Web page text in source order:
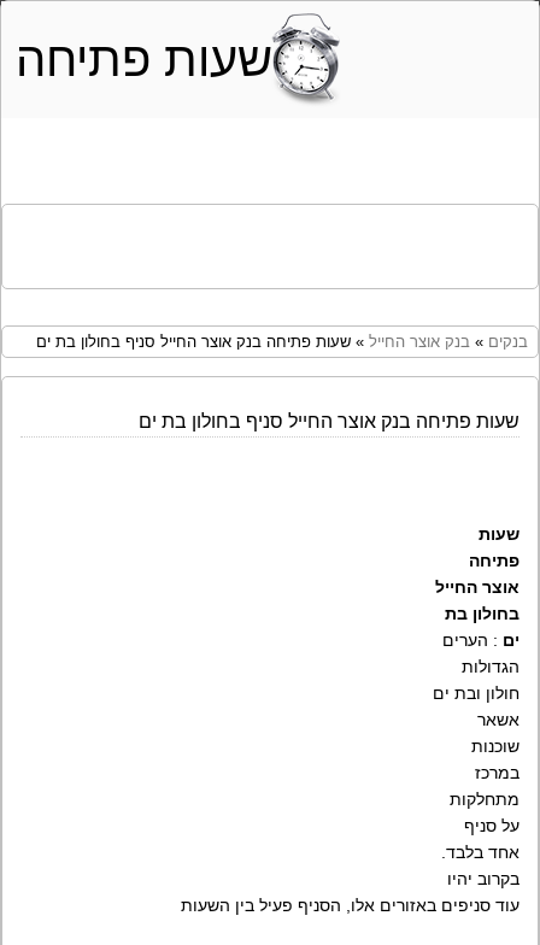
שעות פתיחה
בנקים » בנק אוצר החייל » שעות פתיחה בנק אוצר החייל סניף בחולון בת ים
שעות פתיחה בנק אוצר החייל סניף בחולון בת ים
שעות
פתיחה
אוצר החייל
בחולון בת
ים : הערים
הגדולות
חולון ובת ים
אשאר
שוכנות
במרכז
מתחלקות
על סניף
אחד בלבד.
בקרוב יהיו
עוד סניפים באזורים אלו, הסניף פעיל בין השעות